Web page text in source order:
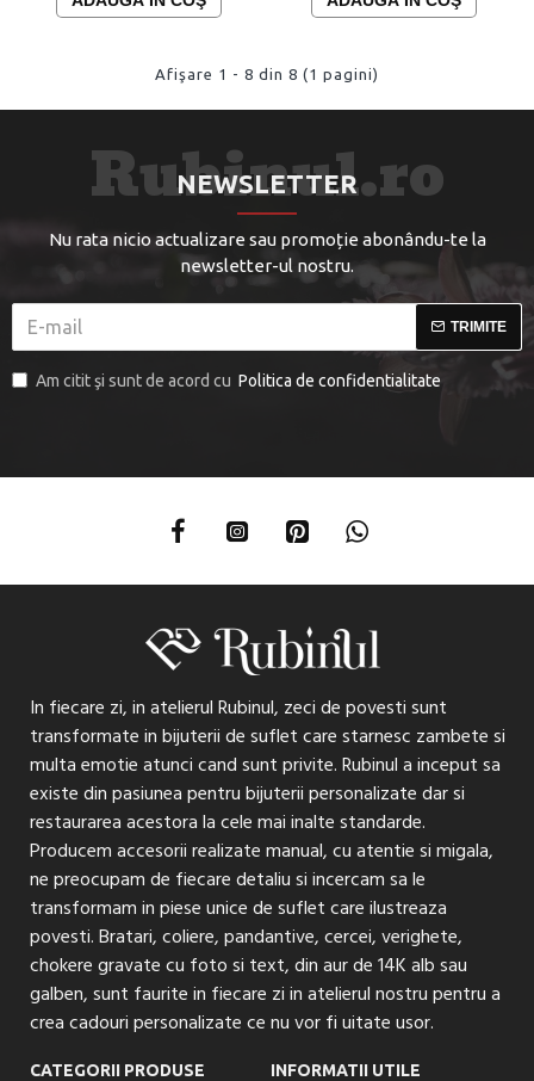
Afişare 1 - 8 din 8 (1 pagini)
NEWSLETTER
Nu rata nicio actualizare sau promoție abonându-te la
newsletter-ul nostru.
TRIMITE
Am citit şi sunt de acord cu Politica de confidentialitate
In fiecare zi, in atelierul Rubinul, zeci de povesti sunt
transformate in bijuterii de suflet care starnesc zambete si
multa emotie atunci cand sunt privite. Rubinul a inceput sa
existe din pasiunea pentru bijuterii personalizate dar si
restaurarea acestora la cele mai inalte standarde.
Producem accesorii realizate manual, cu atentie si migala,
ne preocupam de fiecare detaliu si incercam sa le
transformam in piese unice de suflet care ilustreaza
povesti. Bratari, coliere, pandantive, cercei, verighete,
chokere gravate cu foto si text, din aur de 14K alb sau
galben, sunt faurite in fiecare zi in atelierul nostru pentru a
crea cadouri personalizate ce nu vor fi uitate usor.
CATEGORII PRODUSE INFORMATII UTILE